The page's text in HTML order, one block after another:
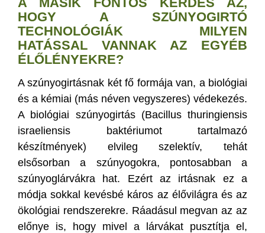
HOGY A SZÚNYOGIRTÓ
TECHNOLÓGIÁK MILYEN
HATÁSSAL VANNAK AZ EGYÉB
ÉLŐLÉNYEKRE?
A szúnyogirtásnak két fő formája van, a biológiai
és a kémiai (más néven vegyszeres) védekezés.
A biológiai szúnyogirtás (Bacillus thuringiensis
israeliensis baktériumot tartalmazó
készítmények) elvileg szelektív, tehát
elsősorban a szúnyogokra, pontosabban a
szúnyoglárvákra hat. Ezért az irtásnak ez a
módja sokkal kevésbé káros az élővilágra és az
ökológiai rendszerekre. Ráadásul megvan az az
előnye is, hogy mivel a lárvákat pusztítja el,